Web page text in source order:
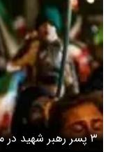
۳ پسر رهبر شهید در مصلی تهران حضور یافتند + عکس